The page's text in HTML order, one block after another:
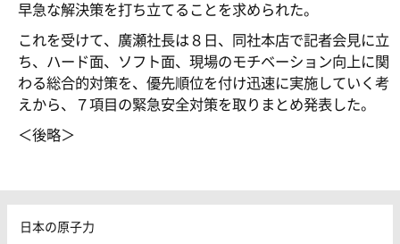
早急な解決策を打ち立てることを求められた。
これを受けて、廣瀬社長は８日、同社本店で記者会見に立
ち、ハード面、ソフト面、現場のモチベーション向上に関
わる総合的対策を、優先順位を付け迅速に実施していく考
えから、７項目の緊急安全対策を取りまとめ発表した。
＜後略＞
日本の原子力